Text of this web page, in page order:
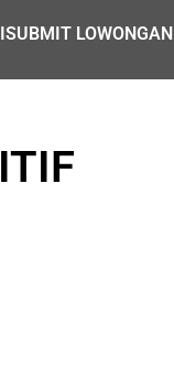
SUBMIT LOWONGAN